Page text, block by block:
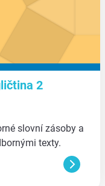
2
slovní zásoby a
texty.